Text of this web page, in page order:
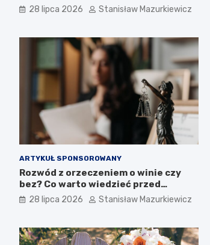
28 lipca 2026 Stanisław Mazurkiewicz
ARTYKUŁ SPONSOROWANY
Rozwód z orzeczeniem o winie czy
bez? Co warto wiedzieć przed
złożeniem pozwu
28 lipca 2026 Stanisław Mazurkiewicz